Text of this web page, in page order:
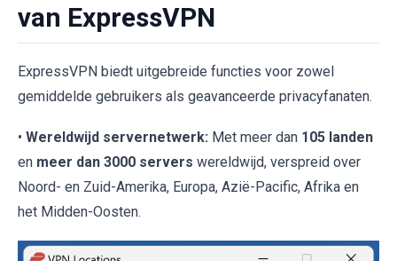
van ExpressVPN
ExpressVPN biedt uitgebreide functies voor zowel
gemiddelde gebruikers als geavanceerde privacyfanaten.
• Wereldwijd servernetwerk: Met meer dan 105 landen
en meer dan 3000 servers wereldwijd, verspreid over
Noord- en Zuid-Amerika, Europa, Azië-Pacific, Afrika en
het Midden-Oosten.